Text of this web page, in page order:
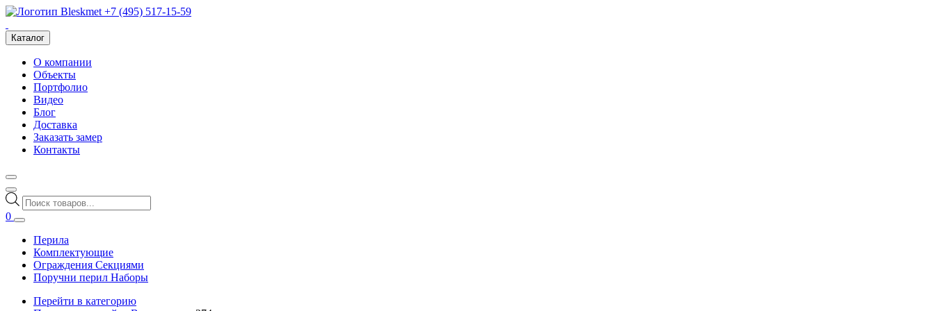
+7 (495) 517-15-59
Каталог
О компании
Объекты
Портфолио
Видео
Блог
Доставка
Заказать замер
Контакты
Поиск
товаров
0
Перила
Комплектующие
Ограждения Секциями
Поручни перил Наборы
Перейти в категорию